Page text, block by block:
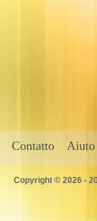
Contatto Aiuto
Copyright © 2026 -